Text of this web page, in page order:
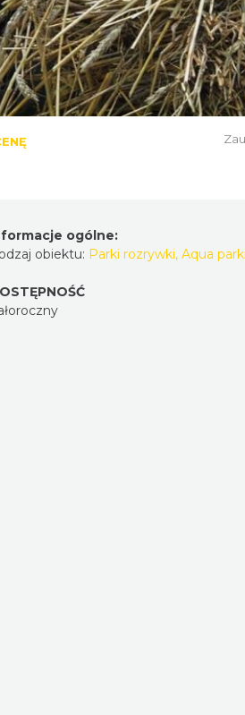
ogólne:
obiektu: Parki rozrywki, Aqua parki